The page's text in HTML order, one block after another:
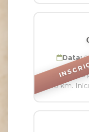
Data:
Caminhada
10 km.